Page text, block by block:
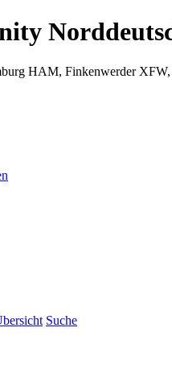
HAM, Finkenwerder
Suche